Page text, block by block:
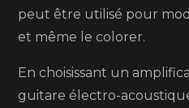
peut être utilisé pour
et même le colorer.
En choisissant un
guitare électro-